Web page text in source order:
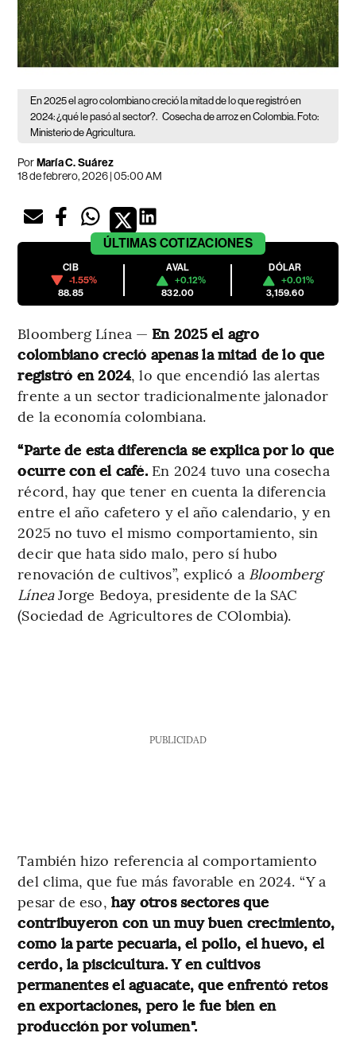
En 2025 el agro colombiano creció la mitad de lo que registró en
2024: ¿qué le pasó al sector?. Cosecha de arroz en Colombia. Foto:
Ministerio de Agricultura.
PorMaría C. Suárez
18 de febrero, 2026 | 05:00 AM
ÚLTIMAS COTIZACIONES
CIB
-1.55%
88.85
AVAL
+0.12%
832.00
DÓLAR
+0.01%
3,159.60
Bloomberg Línea — En 2025 el agro
colombiano creció apenas la mitad de lo que
registró en 2024, lo que encendió las alertas
frente a un sector tradicionalmente jalonador
de la economía colombiana.
“Parte de esta diferencia se explica por lo que
ocurre con el café. En 2024 tuvo una cosecha
récord, hay que tener en cuenta la diferencia
entre el año cafetero y el año calendario, y en
2025 no tuvo el mismo comportamiento, sin
decir que hata sido malo, pero sí hubo
renovación de cultivos”, explicó a Bloomberg
LíneaJorge Bedoya, presidente de la SAC
(Sociedad de Agricultores de COlombia).
PUBLICIDAD
También hizo referencia al comportamiento
del clima, que fue más favorable en 2024. “Y a
pesar de eso, hay otros sectores que
contribuyeron con un muy buen crecimiento,
como la parte pecuaria, el pollo, el huevo, el
cerdo, la piscicultura. Y en cultivos
permanentes el aguacate, que enfrentó retos
en exportaciones, pero le fue bien en
producción por volumen".